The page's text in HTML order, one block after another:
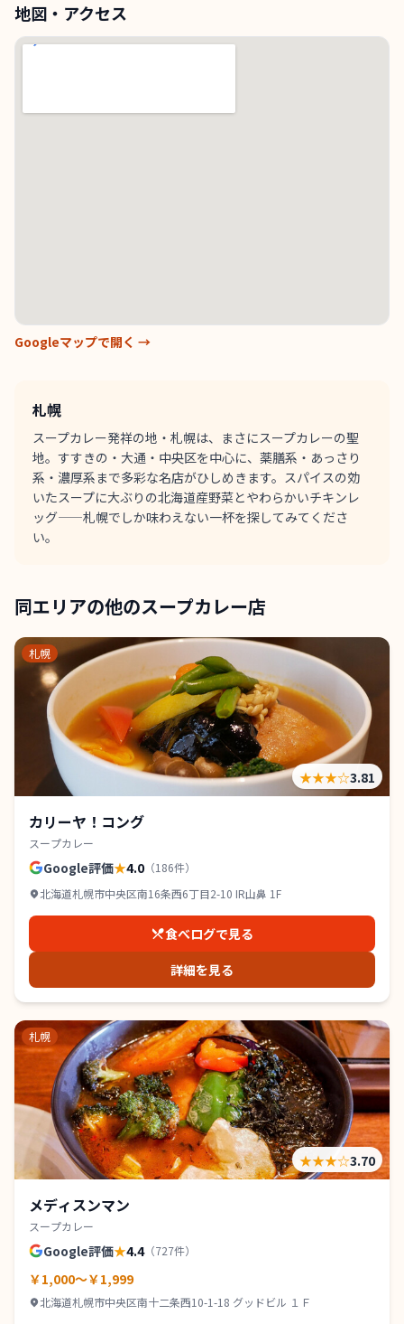
地図・アクセス
Googleマップで開く →
札幌
スープカレー発祥の地・札幌は、まさにスープカレーの聖
地。すすきの・大通・中央区を中心に、薬膳系・あっさり
系・濃厚系まで多彩な名店がひしめきます。スパイスの効
いたスープに大ぶりの北海道産野菜とやわらかいチキンレ
ッグ——札幌でしか味わえない一杯を探してみてくださ
い。
同エリアの他のスープカレー店
札幌
★★★☆3.81
カリーヤ！コング
スープカレー
Google評価★4.0 （186件）
北海道札幌市中央区南16条西6丁目2-10 IR山鼻 1F
食べログで見る
詳細を見る
札幌
★★★☆3.70
メディスンマン
スープカレー
Google評価★4.4（727件）
￥1,000～￥1,999
北海道札幌市中央区南十二条西10-1-18 グッドビル １Ｆ